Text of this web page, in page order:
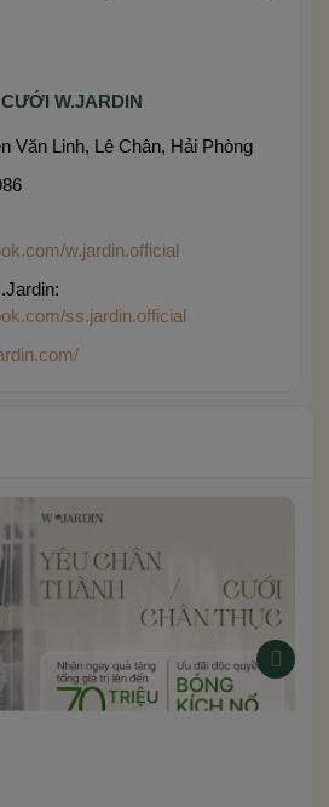
W.JARDIN
Văn Linh, Lê Chân, Hải Phòng
w.jardin.official
ss.jardin.official